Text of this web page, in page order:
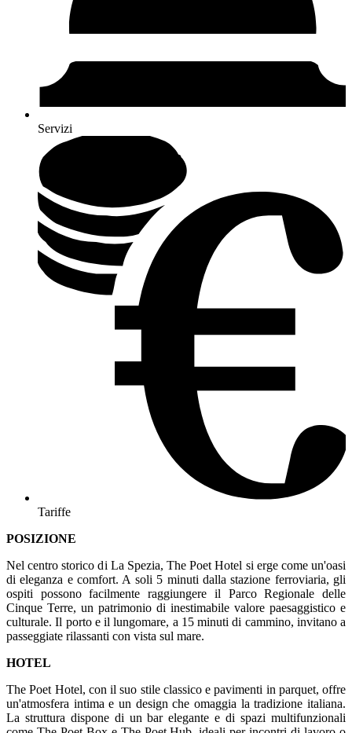
Servizi
Tariffe
POSIZIONE
Nel centro storico di La Spezia, The Poet Hotel si erge come un'oasi
di eleganza e comfort. A soli 5 minuti dalla stazione ferroviaria, gli
ospiti possono facilmente raggiungere il Parco Regionale delle
Cinque Terre, un patrimonio di inestimabile valore paesaggistico e
culturale. Il porto e il lungomare, a 15 minuti di cammino, invitano a
passeggiate rilassanti con vista sul mare.
HOTEL
The Poet Hotel, con il suo stile classico e pavimenti in parquet, offre
un'atmosfera intima e un design che omaggia la tradizione italiana.
La struttura dispone di un bar elegante e di spazi multifunzionali